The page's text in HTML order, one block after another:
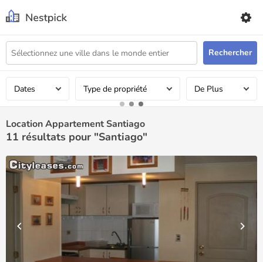
Rechercher
Dates Type de propriété De Plus
Location Appartement Santiago
11 résultats pour "Santiago"